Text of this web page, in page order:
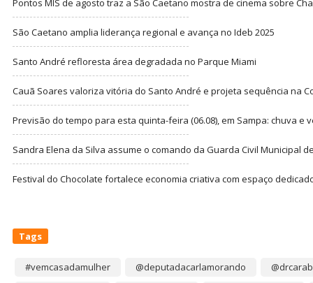
Pontos MIS de agosto traz a São Caetano mostra de cinema sobre
São Caetano amplia liderança regional e avança no Ideb 2025
Santo André refloresta área degradada no Parque Miami
Cauã Soares valoriza vitória do Santo André e projeta sequência na
Previsão do tempo para esta quinta-feira (06.08), em Sampa: chuva e
Sandra Elena da Silva assume o comando da Guarda Civil Municipal
Festival do Chocolate fortalece economia criativa com espaço
Tags
#vemcasadamulher @deputadacarlamorando